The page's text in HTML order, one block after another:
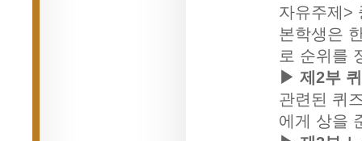
자유주제>
본학생은
로 순위를
▶ 제2부
관련된 퀴
에게 상을